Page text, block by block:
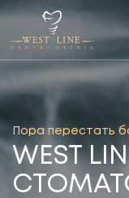
WEST
Пора перестать